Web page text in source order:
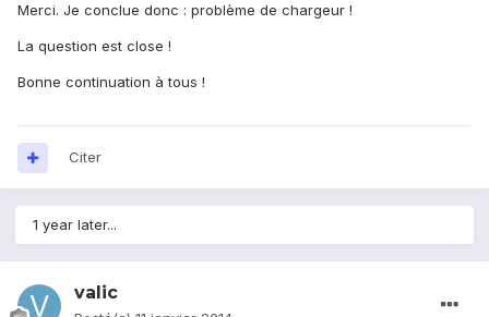
Merci. Je conclue donc : problème de chargeur !
La question est close !
Bonne continuation à tous !
Citer
1 year later...
valic